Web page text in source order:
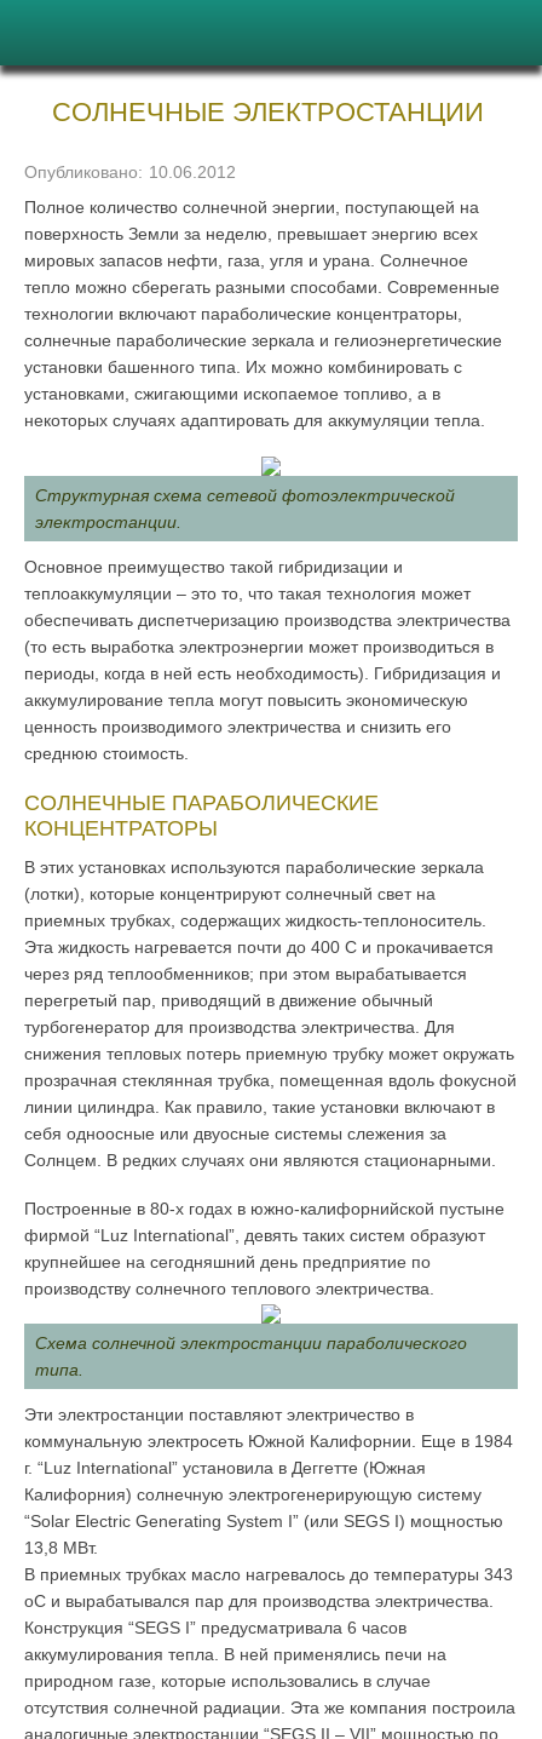
СОЛНЕЧНЫЕ ЭЛЕКТРОСТАНЦИИ
Опубликовано: 10.06.2012
Полное количество солнечной энергии, поступающей на
поверхность Земли за неделю, превышает энергию всех
мировых запасов нефти, газа, угля и урана. Солнечное
тепло можно сберегать разными способами. Современные
технологии включают параболические концентраторы,
солнечные параболические зеркала и гелиоэнергетические
установки башенного типа. Их можно комбинировать с
установками, сжигающими ископаемое топливо, а в
некоторых случаях адаптировать для аккумуляции тепла.
Структурная схема сетевой фотоэлектрической
электростанции.
Основное преимущество такой гибридизации и
теплоаккумуляции – это то, что такая технология может
обеспечивать диспетчеризацию производства электричества
(то есть выработка электроэнергии может производиться в
периоды, когда в ней есть необходимость). Гибридизация и
аккумулирование тепла могут повысить экономическую
ценность производимого электричества и снизить его
среднюю стоимость.
СОЛНЕЧНЫЕ ПАРАБОЛИЧЕСКИЕ
КОНЦЕНТРАТОРЫ
В этих установках используются параболические зеркала
(лотки), которые концентрируют солнечный свет на
приемных трубках, содержащих жидкость-теплоноситель.
Эта жидкость нагревается почти до 400 C и прокачивается
через ряд теплообменников; при этом вырабатывается
перегретый пар, приводящий в движение обычный
турбогенератор для производства электричества. Для
снижения тепловых потерь приемную трубку может окружать
прозрачная стеклянная трубка, помещенная вдоль фокусной
линии цилиндра. Как правило, такие установки включают в
себя одноосные или двуосные системы слежения за
Солнцем. В редких случаях они являются стационарными.
Построенные в 80-х годах в южно-калифорнийской пустыне
фирмой “Luz International”, девять таких систем образуют
крупнейшее на сегодняшний день предприятие по
производству солнечного теплового электричества.
Схема солнечной электростанции параболического
типа.
Эти электростанции поставляют электричество в
коммунальную электросеть Южной Калифорнии. Еще в 1984
г. “Luz International” установила в Деггетте (Южная
Калифорния) солнечную электрогенерирующую систему
“Solar Electric Generating System I” (или SEGS I) мощностью
13,8 МВт.
В приемных трубках масло нагревалось до температуры 343
оC и вырабатывался пар для производства электричества.
Конструкция “SEGS I” предусматривала 6 часов
аккумулирования тепла. В ней применялись печи на
природном газе, которые использовались в случае
отсутствия солнечной радиации. Эта же компания построила
аналогичные электростанции “SEGS II – VII” мощностью по